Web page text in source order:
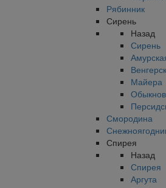
Рябинник
Сирень
Назад
Сирень
Майера
Смородина
Спирея
Назад
Спирея
Аргута